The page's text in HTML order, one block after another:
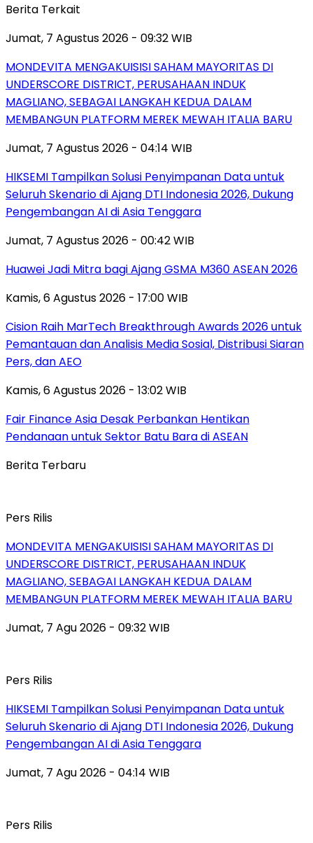
Berita Terkait
Jumat, 7 Agustus 2026 - 09:32 WIB
MONDEVITA MENGAKUISISI SAHAM MAYORITAS DI
UNDERSCORE DISTRICT, PERUSAHAAN INDUK
MAGLIANO, SEBAGAI LANGKAH KEDUA DALAM
MEMBANGUN PLATFORM MEREK MEWAH ITALIA BARU
Jumat, 7 Agustus 2026 - 04:14 WIB
HIKSEMI Tampilkan Solusi Penyimpanan Data untuk
Seluruh Skenario di Ajang DTI Indonesia 2026, Dukung
Pengembangan AI di Asia Tenggara
Jumat, 7 Agustus 2026 - 00:42 WIB
Huawei Jadi Mitra bagi Ajang GSMA M360 ASEAN 2026
Kamis, 6 Agustus 2026 - 17:00 WIB
Cision Raih MarTech Breakthrough Awards 2026 untuk
Pemantauan dan Analisis Media Sosial, Distribusi Siaran
Pers, dan AEO
Kamis, 6 Agustus 2026 - 13:02 WIB
Fair Finance Asia Desak Perbankan Hentikan
Pendanaan untuk Sektor Batu Bara di ASEAN
Berita Terbaru
Pers Rilis
MONDEVITA MENGAKUISISI SAHAM MAYORITAS DI
UNDERSCORE DISTRICT, PERUSAHAAN INDUK
MAGLIANO, SEBAGAI LANGKAH KEDUA DALAM
MEMBANGUN PLATFORM MEREK MEWAH ITALIA BARU
Jumat, 7 Agu 2026 - 09:32 WIB
Pers Rilis
HIKSEMI Tampilkan Solusi Penyimpanan Data untuk
Seluruh Skenario di Ajang DTI Indonesia 2026, Dukung
Pengembangan AI di Asia Tenggara
Jumat, 7 Agu 2026 - 04:14 WIB
Pers Rilis